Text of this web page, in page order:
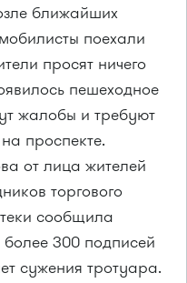
ближайших
поехали
просят ничего
пешеходное
жалобы и требуют
проспекте.
от лица жителей
торгового
сообщила
300 подписей
сужения тротуара.